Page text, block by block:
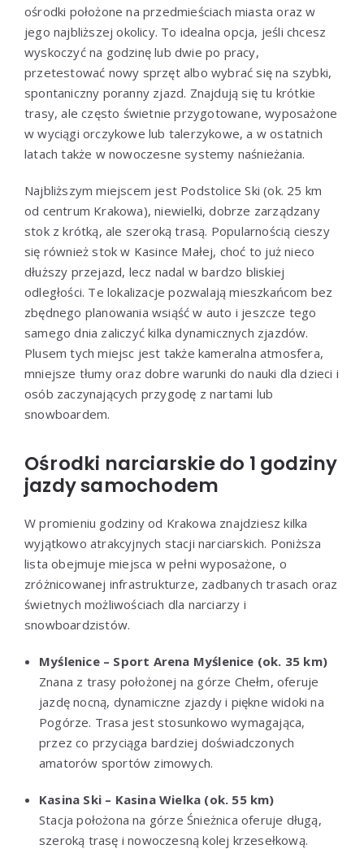
ośrodki położone na przedmieściach miasta oraz w
jego najbliższej okolicy. To idealna opcja, jeśli chcesz
wyskoczyć na godzinę lub dwie po pracy,
przetestować nowy sprzęt albo wybrać się na szybki,
spontaniczny poranny zjazd. Znajdują się tu krótkie
trasy, ale często świetnie przygotowane, wyposażone
w wyciągi orczykowe lub talerzykowe, a w ostatnich
latach także w nowoczesne systemy naśnieżania.
Najbliższym miejscem jest Podstolice Ski (ok. 25 km
od centrum Krakowa), niewielki, dobrze zarządzany
stok z krótką, ale szeroką trasą. Popularnością cieszy
się również stok w Kasince Małej, choć to już nieco
dłuższy przejazd, lecz nadal w bardzo bliskiej
odległości. Te lokalizacje pozwalają mieszkańcom bez
zbędnego planowania wsiąść w auto i jeszcze tego
samego dnia zaliczyć kilka dynamicznych zjazdów.
Plusem tych miejsc jest także kameralna atmosfera,
mniejsze tłumy oraz dobre warunki do nauki dla dzieci i
osób zaczynających przygodę z nartami lub
snowboardem.
Ośrodki narciarskie do 1 godziny
jazdy samochodem
W promieniu godziny od Krakowa znajdziesz kilka
wyjątkowo atrakcyjnych stacji narciarskich. Poniższa
lista obejmuje miejsca w pełni wyposażone, o
zróżnicowanej infrastrukturze, zadbanych trasach oraz
świetnych możliwościach dla narciarzy i
snowboardzistów.
Myślenice – Sport Arena Myślenice (ok. 35 km)
Znana z trasy położonej na górze Chełm, oferuje
jazdę nocną, dynamiczne zjazdy i piękne widoki na
Pogórze. Trasa jest stosunkowo wymagająca,
przez co przyciąga bardziej doświadczonych
amatorów sportów zimowych.
Kasina Ski – Kasina Wielka (ok. 55 km)
Stacja położona na górze Śnieżnica oferuje długą,
szeroką trasę i nowoczesną kolej krzesełkową.